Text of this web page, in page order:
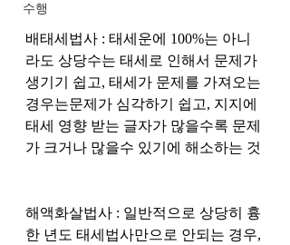
수행
배태세법사 : 태세운에 100%는 아니
라도 상당수는 태세로 인해서 문제가
생기기 쉽고, 태세가 문제를 가져오는
경우는문제가 심각하기 쉽고, 지지에
태세 영향 받는 글자가 많을수록 문제
가 크거나 많을수 있기에 해소하는 것
해액화살법사 : 일반적으로 상당히 흉
한 년도 태세법사만으로 안되는 경우,